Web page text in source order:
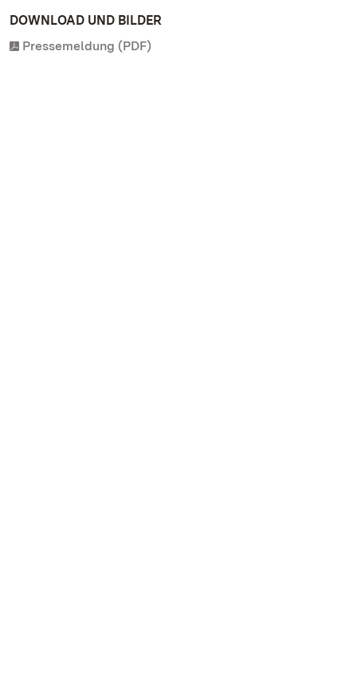
DOWNLOAD UND BILDER
Pressemeldung (PDF)